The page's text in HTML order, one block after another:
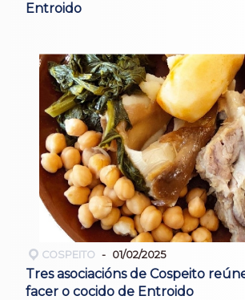
Entroido
COSPEITO 01/02/2025
Tres asociacións de Cospeito
facer o cocido de Entroido